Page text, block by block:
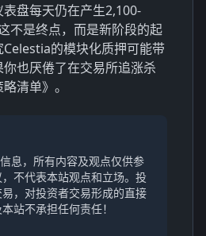
盘每天仍在产生2,100-
不是终点，而是新阶段的起
的模块化质押可能带
也厌倦了在交易所追涨杀
清单》。
息，所有内容及观点仅供参
不代表本站观点和立场。投
，对投资者交易形成的直接
站不承担任何责任！